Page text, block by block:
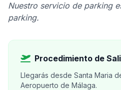
Nuestro servicio de parking
parking.
Procedimiento de
Llegarás desde Santa Maria
Aeropuerto de Málaga.